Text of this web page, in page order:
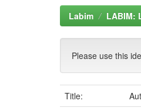
Labim LABIM:
Please use this
Title: